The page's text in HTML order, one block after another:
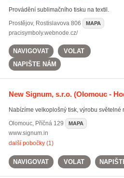
Provádění sublimačního tisku na textil.
Prostějov, Rostislavova 806 MAPA
pracisymboly.webnode.cz/
NAVIGOVAT
VOLAT
NAPIŠTE NÁM
New Signum, s.r.o.(Olomouc -
Nabízíme velkoplošný tisk, výrobu světelné
Olomouc, Příčná 129 MAPA
www.signum.in
další pobočky (1)
NAVIGOVAT VOLAT